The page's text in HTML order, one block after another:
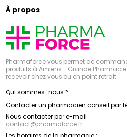
À propos
Pharmaforce vous permet de
produits à Amiens - Grande
recevoir chez vous ou en point retrait
Qui sommes-nous ?
Contacter un pharmacien conseil par
Nous contacter par e-mail :
contact@pharmaforce.fr